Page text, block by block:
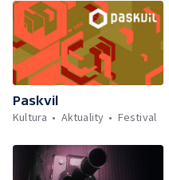
Paskvil
Kultura
Aktuality Festival